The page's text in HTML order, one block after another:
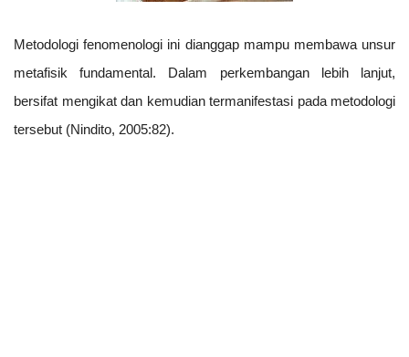
Metodologi fenomenologi ini dianggap mampu membawa unsur
metafisik fundamental. Dalam perkembangan lebih lanjut,
bersifat mengikat dan kemudian termanifestasi pada metodologi
tersebut (Nindito, 2005:82).